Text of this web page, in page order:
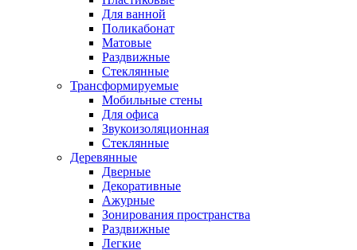
Для ванной
Поликабонат
Матовые
Раздвижные
Стеклянные
Трансформируемые
Мобильные стены
Для офиса
Звукоизоляционная
Стеклянные
Деревянные
Дверные
Декоративные
Ажурные
Зонирования пространства
Раздвижные
Легкие